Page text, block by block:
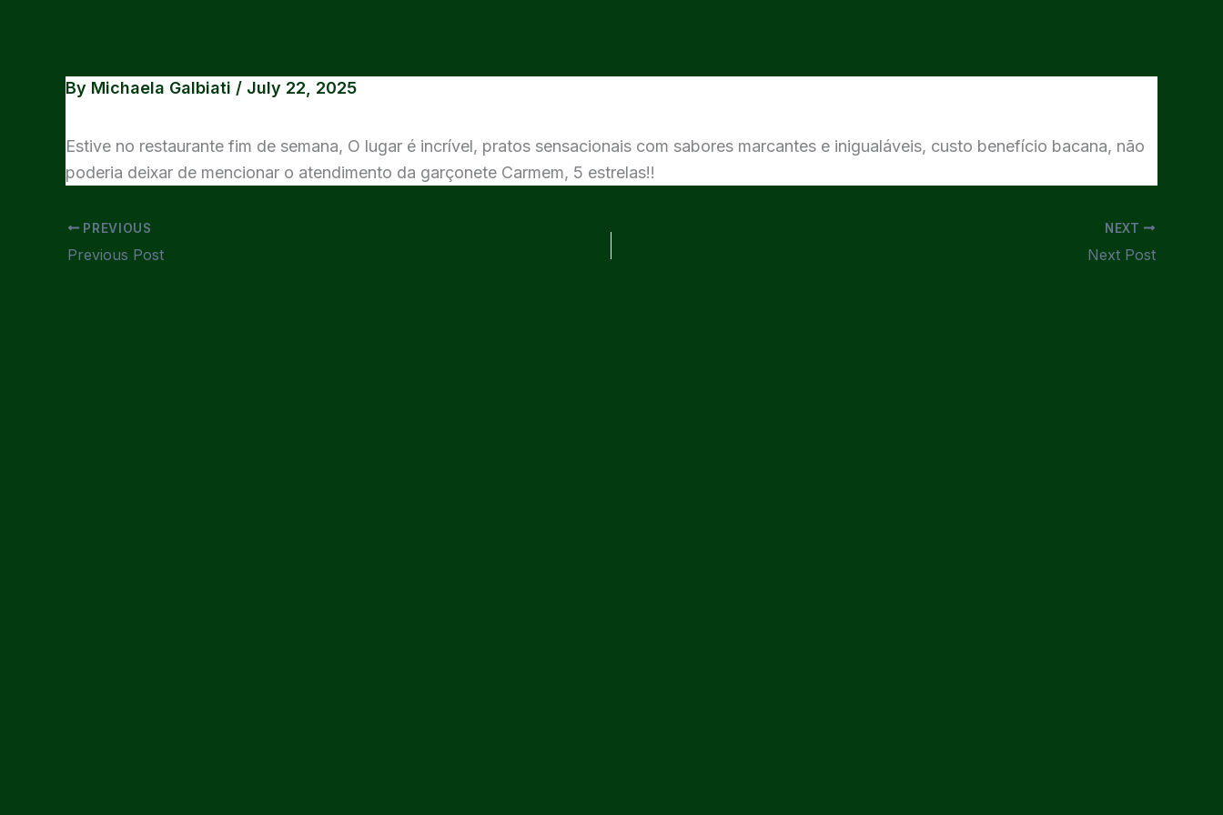
By Michaela Galbiati / July 22, 2025
Estive no restaurante fim de semana, O lugar é incrível, pratos sensacionais com sabores marcantes e inigualáveis, custo benefício bacana, não
poderia deixar de mencionar o atendimento da garçonete Carmem, 5 estrelas!!
PREVIOUS
Previous Post
NEXT
Next Post